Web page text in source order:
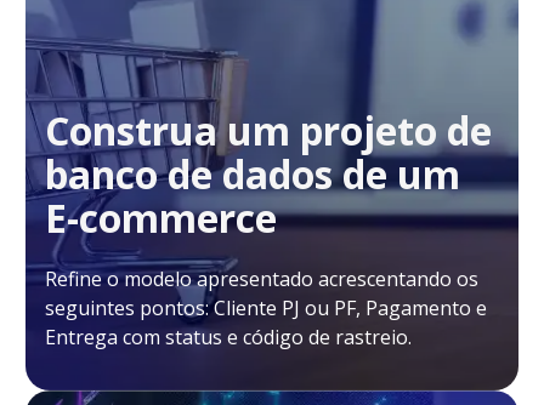
Construa um projeto de
banco de dados de um
E-commerce
Refine o modelo apresentado acrescentando os
seguintes pontos: Cliente PJ ou PF, Pagamento e
Entrega com status e código de rastreio.